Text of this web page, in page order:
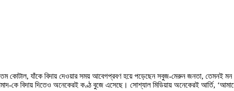
কোটাল, যাঁকে বিদায় দেওয়ার সময় আবেগপ্রবণ হয়ে পড়েছেন সবুজ-মেরুন জনতা, তেমনই মন
কে বিদায় দিতেও অনেকেরই কণ্ঠ বুজে এসেছে। সোশ্যাল মিডিয়ায় অনেকেরই আর্তি,